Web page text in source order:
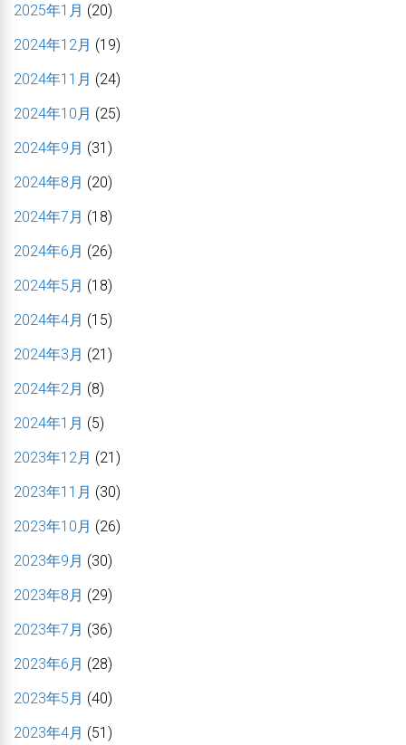
2025年1月 (20)
2024年12月 (19)
2024年11月 (24)
2024年10月 (25)
2024年9月 (31)
2024年8月 (20)
2024年7月 (18)
2024年6月 (26)
2024年5月 (18)
2024年4月 (15)
2024年3月 (21)
2024年2月 (8)
2024年1月 (5)
2023年12月 (21)
2023年11月 (30)
2023年10月 (26)
2023年9月 (30)
2023年8月 (29)
2023年7月 (36)
2023年6月 (28)
2023年5月 (40)
2023年4月 (51)